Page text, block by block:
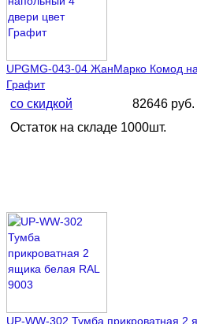
UPGMG-043-04 ЖанМарко Комод
Графит
со скидкой
82646 руб.
Остаток на складе 1000шт.
UP-WW-302 Тумба прикроватная 2